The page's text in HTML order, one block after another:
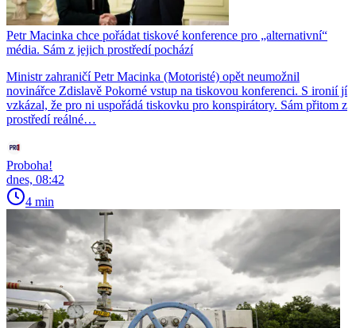
Petr Macinka chce pořádat tiskové konference pro „alternativní“
média. Sám z jejich prostředí pochází
Ministr zahraničí Petr Macinka (Motoristé) opět neumožnil
novinářce Zdislavě Pokorné vstup na tiskovou konferenci. S ironií jí
vzkázal, že pro ni uspořádá tiskovku pro konspirátory. Sám přitom z
prostředí reálné…
Proboha!
dnes, 08:42
4 min